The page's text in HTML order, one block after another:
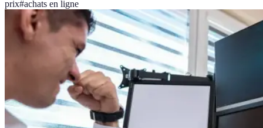
prix#achats en ligne